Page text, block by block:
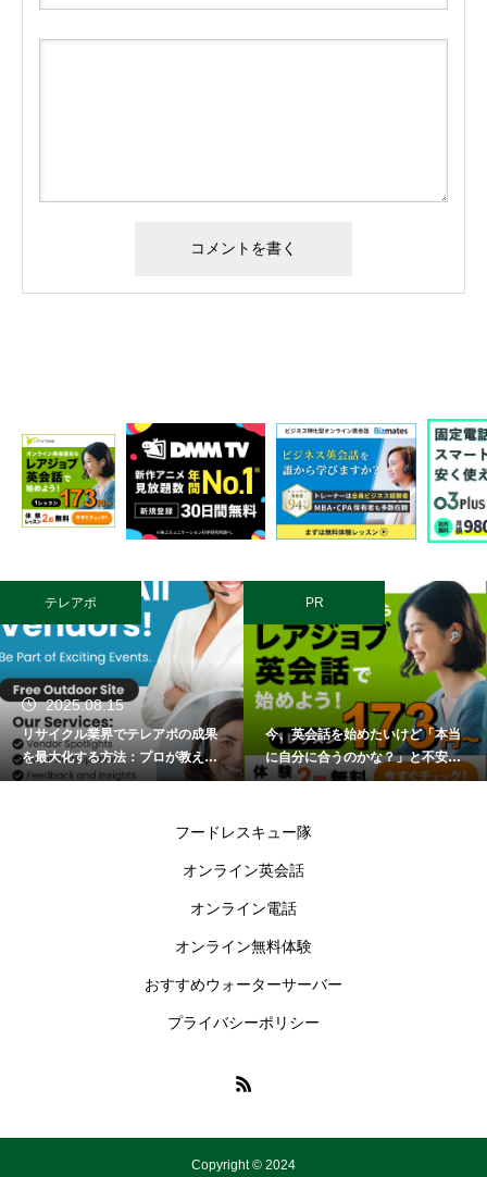
業界でテレアポの成果
る方法：プロが教える
PR
今、英会話を始めたいけど「本当
に自分に合うのかな？」と不安に
感じていませんか？そんなあなた
スンです！無料体験なら、実際に
合った学び方や講師を見つけるこ
なしで気軽にスタートできるの
で、試す価値大。この記事では、
オンライン英会話サービスを厳選
から英会話の第一歩を踏み出しま
クリ
クリスマ
ト100選
フードレスキュー隊
オンライン英会話
オンライン電話
オンライン無料体験
おすすめウォーターサーバー
プライバシーポリシー
Copyright © 2024